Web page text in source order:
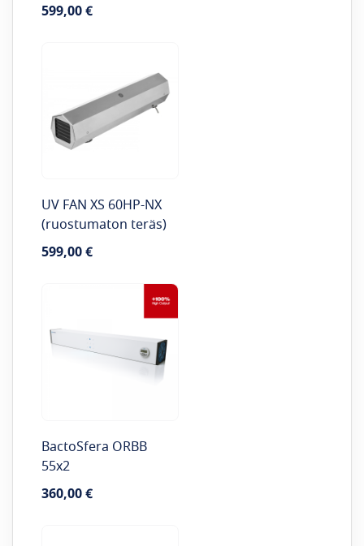
599,00 €
UV FAN XS 60HP-NX
(ruostumaton teräs)
599,00 €
BactoSfera ORBB
55x2
360,00 €